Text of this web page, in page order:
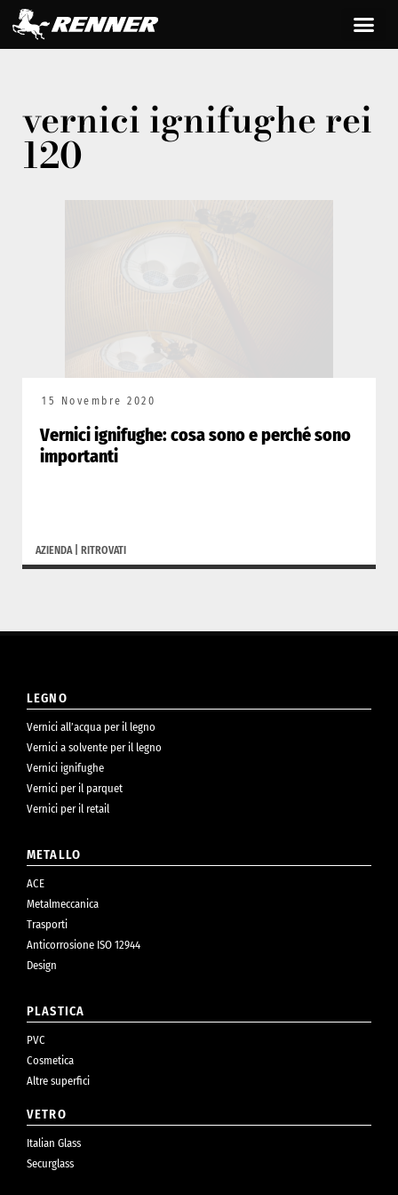
vernici ignifughe rei
120
15 Novembre 2020
Vernici ignifughe: cosa sono e perché sono
importanti
AZIENDA| RITROVATI
LEGNO
Vernici all’acqua per il legno
Vernici a solvente per il legno
Vernici ignifughe
Vernici per il parquet
Vernici per il retail
METALLO
ACE
Metalmeccanica
Trasporti
Anticorrosione ISO 12944
Design
PLASTICA
PVC
Cosmetica
Altre superfici
VETRO
Italian Glass
Securglass